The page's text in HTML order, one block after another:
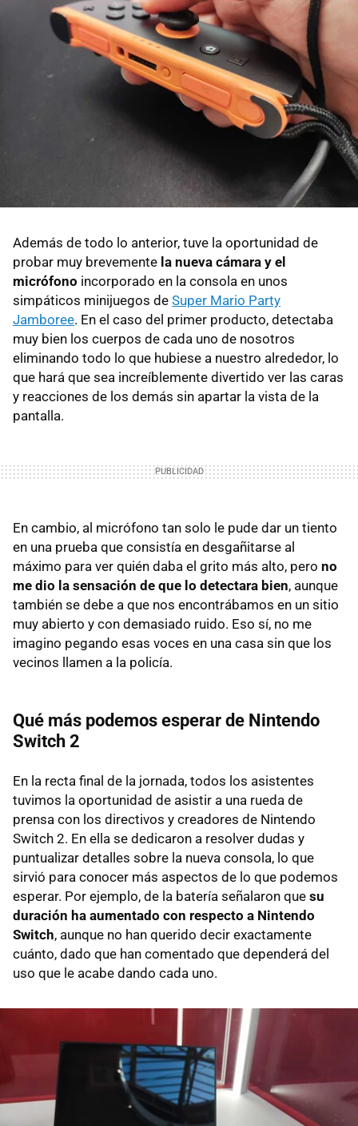
Además de todo lo anterior, tuve la oportunidad de
probar muy brevemente la nueva cámara y el
micrófono incorporado en la consola en unos
simpáticos minijuegos de Super Mario Party
Jamboree. En el caso del primer producto, detectaba
muy bien los cuerpos de cada uno de nosotros
eliminando todo lo que hubiese a nuestro alrededor, lo
que hará que sea increíblemente divertido ver las caras
y reacciones de los demás sin apartar la vista de la
pantalla.
En cambio, al micrófono tan solo le pude dar un tiento
en una prueba que consistía en desgañitarse al
máximo para ver quién daba el grito más alto, pero no
me dio la sensación de que lo detectara bien, aunque
también se debe a que nos encontrábamos en un sitio
muy abierto y con demasiado ruido. Eso sí, no me
imagino pegando esas voces en una casa sin que los
vecinos llamen a la policía.
Qué más podemos esperar de Nintendo
Switch 2
En la recta final de la jornada, todos los asistentes
tuvimos la oportunidad de asistir a una rueda de
prensa con los directivos y creadores de Nintendo
Switch 2. En ella se dedicaron a resolver dudas y
puntualizar detalles sobre la nueva consola, lo que
sirvió para conocer más aspectos de lo que podemos
esperar. Por ejemplo, de la batería señalaron que su
duración ha aumentado con respecto a Nintendo
Switch, aunque no han querido decir exactamente
cuánto, dado que han comentado que dependerá del
uso que le acabe dando cada uno.